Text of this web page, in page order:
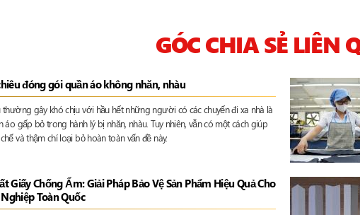
GÓC CHIA SẺ LIÊN
đóng gói quần áo không nhăn, nhàu
thường gây khó chịu với hầu hết những người có các chuyến đi xa nhà là
áo gấp bỏ trong hành lý bị nhăn, nhàu. Tuy nhiên, vẫn có một cách giúp
và thậm chí loại bỏ hoàn toàn vấn đề này.
Giấy Chống Ẩm: Giải Pháp Bảo Vệ Sản Phẩm Hiệu Quả Cho
Toàn Quốc